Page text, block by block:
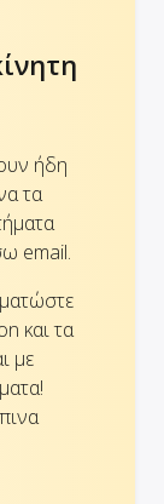
ήδη
τα
email.
και τα
με